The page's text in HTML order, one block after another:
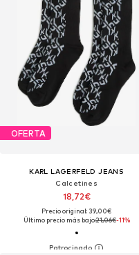
OFERTA
KARL LAGERFELD JEANS
Calcetines
18,72€
Precio original: 39,00€
Último precio más bajo:21,06€-11%